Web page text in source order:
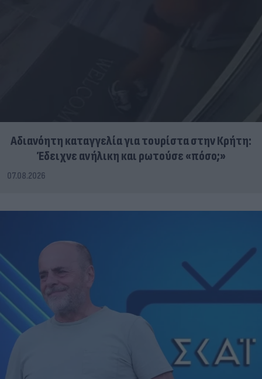
Αδιανόητη καταγγελία για τουρίστα στην Κρήτη:
Έδειχνε ανήλικη και ρωτούσε «πόσο;»
07.08.2026